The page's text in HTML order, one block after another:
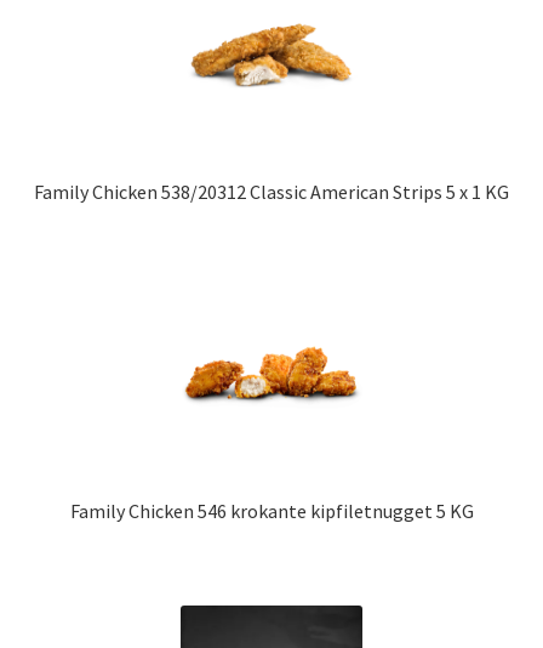
Family Chicken 538/20312 Classic American Strips 5 x 1 KG
Family Chicken 546 krokante kipfiletnugget 5 KG